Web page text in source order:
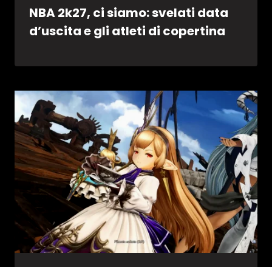
NBA 2k27, ci siamo: svelati data
d’uscita e gli atleti di copertina